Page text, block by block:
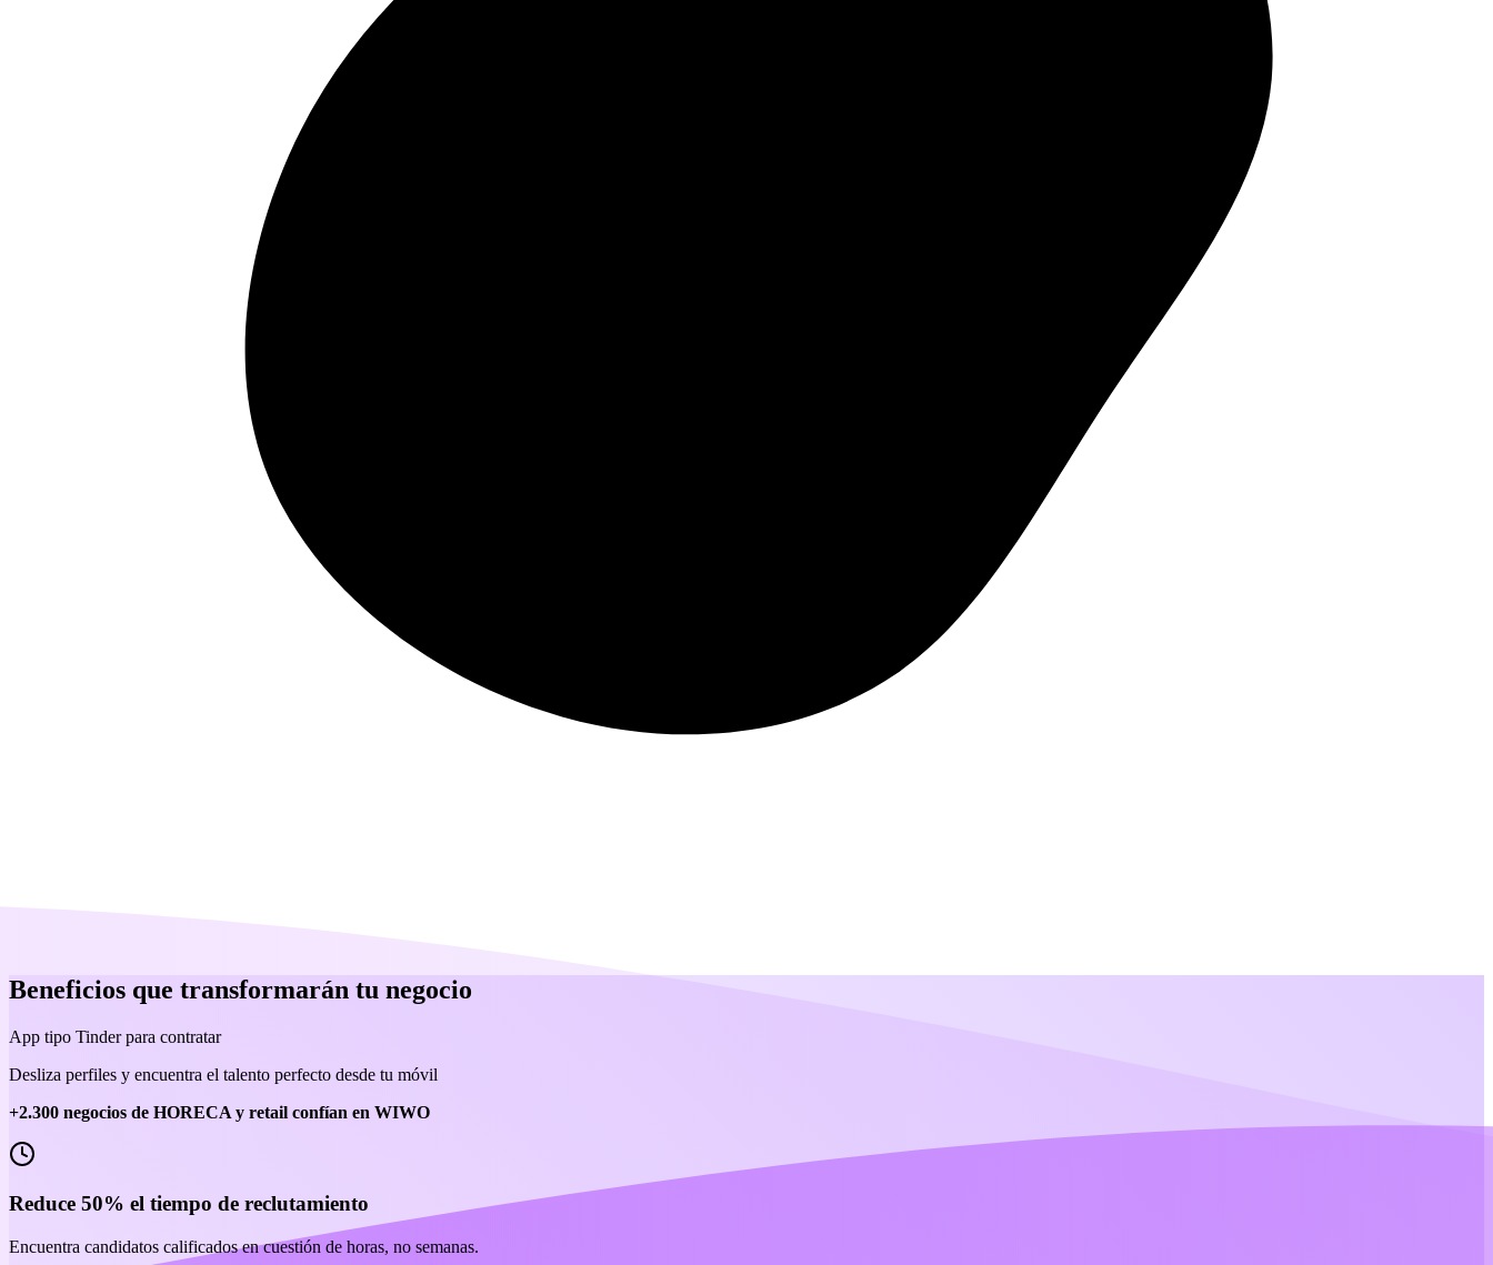
Beneficios que transformarán tu negocio
App tipo Tinder para contratar
Desliza perfiles y encuentra el talento perfecto desde tu móvil
+2.300 negocios de HORECA y retail confían en WIWO
Reduce 50% el tiempo de reclutamiento
Encuentra candidatos calificados en cuestión de horas, no semanas.